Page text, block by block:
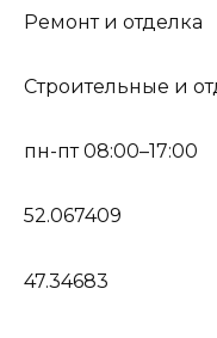
Ремонт и отделка
Строительные и
пн-пт 08:00–17:00
52.067409
47.34683